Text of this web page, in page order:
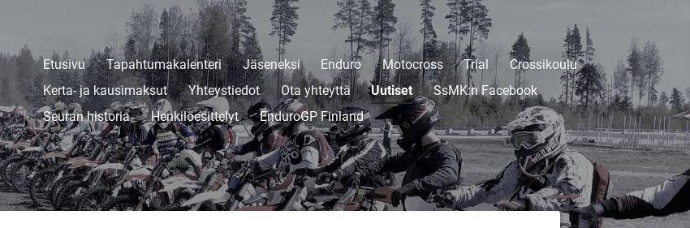
Etusivu Tapahtumakalenteri Jäseneksi Enduro Motocross Trial
Crossikoulu
Kerta- ja kausimaksut
Yhteystiedot Ota yhteyttä Uutiset
SsMK:n Facebook
Seuran historia
Henkilöesittelyt EnduroGP Finland